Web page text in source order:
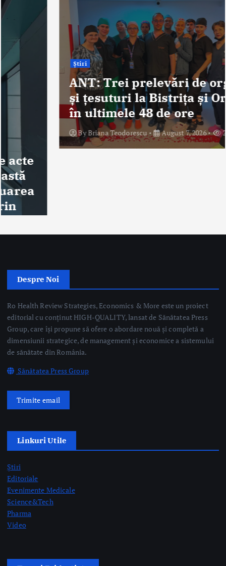
ANT: Trei prelevări de organe
și țesuturi la Bistrița și Oradea
în ultimele 48 de ore
Briana Teodorescu August 7, 2026 268 views
Despre Noi
Group, care își propune să ofere o abordare nouă și completă a
dimensiunii strategice, de management și economice a sistemului
de sănătate din România.
Sănătatea Press Group
Trimite email
Știri
Evenimente Medicale
Science&Tech
Pharma
Video
Taguri Evidențiate
prelevare de organe